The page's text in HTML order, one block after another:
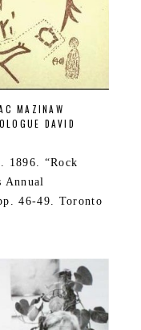
MAZINAW
DAVID
1896. “Rock
Annual
46-49. Toronto